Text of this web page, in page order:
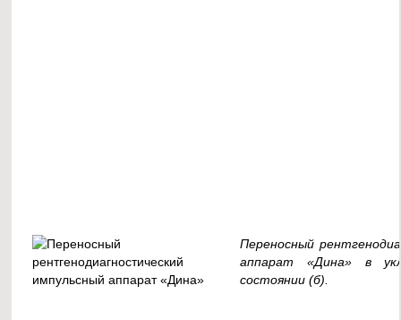
Переносный
аппарат «Дина» в
состоянии (б).